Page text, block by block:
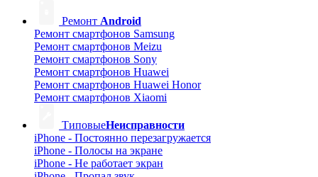
Ремонт Android
Ремонт смартфонов Samsung
Ремонт смартфонов Meizu
Ремонт смартфонов Sony
Ремонт смартфонов Huawei
Ремонт смартфонов Huawei Honor
Ремонт смартфонов Xiaomi
ТиповыеНеисправности
iPhone - Постоянно перезагружается
iPhone - Полосы на экране
iPhone - Не работает экран